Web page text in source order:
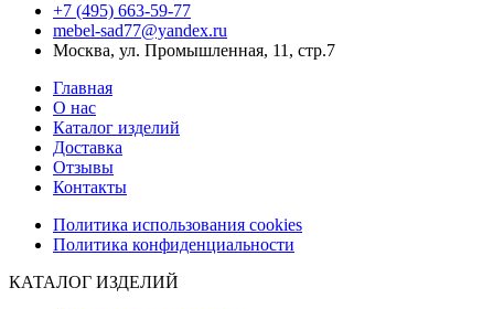
+7 (495) 663-59-77
mebel-sad77@yandex.ru
Москва, ул. Промышленная, 11, стр.7
Главная
О нас
Каталог изделий
Доставка
Отзывы
Контакты
Политика использования cookies
Политика конфиденциальности
КАТАЛОГ ИЗДЕЛИЙ